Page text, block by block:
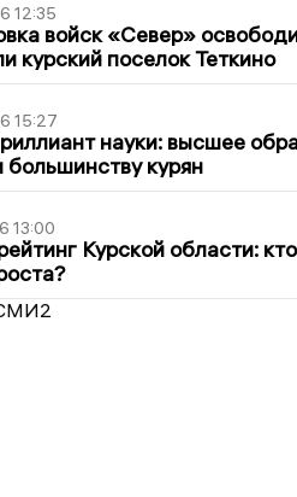
12:35
войск «Север»
курский поселок Теткино
15:27
науки: высшее
большинству курян
13:00
Курской области: